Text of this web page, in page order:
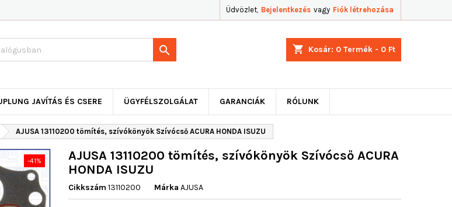
Üdvözlet, Bejelentkezés vagy Fiók létrehozása
shopping_cart Kosár: 0 Termék - 0 Ft

JAVÍTÁS ÉS CSERE ÜGYFÉLSZOLGÁLAT GARANCIÁK RÓLUNK
AJUSA 13110200 tömítés, szívókönyök Szívócső ACURA HONDA ISUZU
-41%
AJUSA 13110200 tömítés, szívókönyök Szívócső ACURA
HONDA ISUZU
Cikkszám 13110200 Márka AJUSA